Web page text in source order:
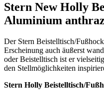
Stern New Holly
Aluminium
Der Stern Beistelltisch/
Erscheinung auch äußerst
oder Beistelltisch ist er
den Stellmöglichkeiten
Stern Holly Beistelltisch/